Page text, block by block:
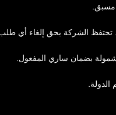
مسبق.
تحتفظ الشركة بحق إلغاء أي
بضمان ساري المفعول.